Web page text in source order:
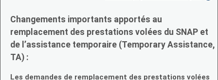
Changements importants apportés au
remplacement des prestations volées du SNAP et
de l’assistance temporaire (Temporary Assistance,
TA) :
Les demandes de remplacement des prestations volées